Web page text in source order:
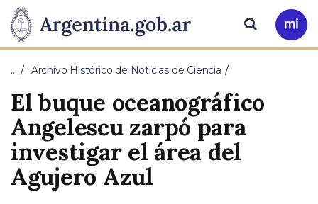
Presidencia
de
la
Nación
Pasar al contenido principal
Ir
a
Buscar
… Archivo Histórico de Noticias de Ciencia
El buque oceanográfico
Angelescu zarpó para
investigar el área del
Agujero Azul